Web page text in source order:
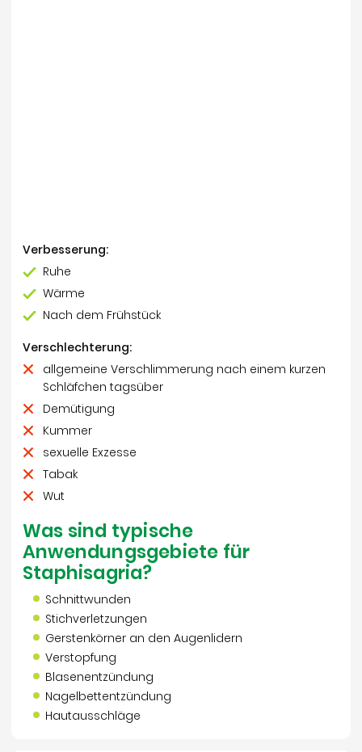
Verbesserung:
Ruhe
Wärme
Nach dem Frühstück
Verschlechterung:
allgemeine Verschlimmerung nach einem kurzen
Schläfchen tagsüber
Demütigung
Kummer
sexuelle Exzesse
Tabak
Wut
Was sind typische
Anwendungsgebiete für
Staphisagria?
Schnittwunden
Stichverletzungen
Gerstenkörner an den Augenlidern
Verstopfung
Blasenentzündung
Nagelbettentzündung
Hautausschläge